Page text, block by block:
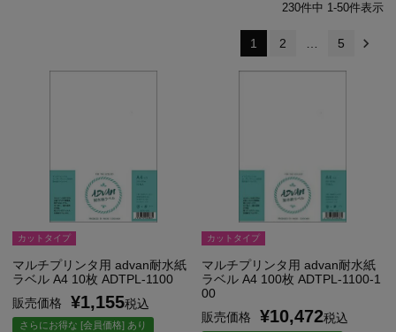
230件中 1-50件表示
1 2 … 5
カットタイプ
マルチプリンタ用 advan耐水紙
ラベル A4 10枚 ADTPL-1100
販売価格
¥1,155税込
さらにお得な [会員価格] あり
カットタイプ
マルチプリンタ用 advan耐水紙
ラベル A4 100枚 ADTPL-1100-1
00
販売価格
¥10,472税込